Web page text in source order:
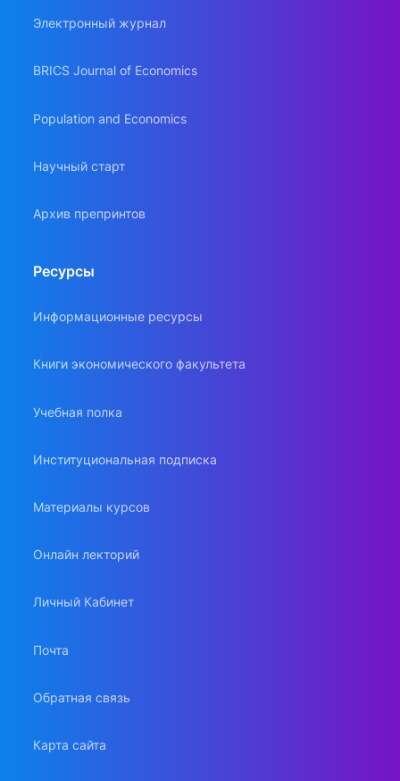
Электронный журнал
BRICS Journal of Economics
Population and Economics
Научный старт
Архив препринтов
Ресурсы
Информационные ресурсы
Книги экономического факультета
Учебная полка
Институциональная подписка
Материалы курсов
Онлайн лекторий
Личный Кабинет
Почта
Обратная связь
Карта сайта